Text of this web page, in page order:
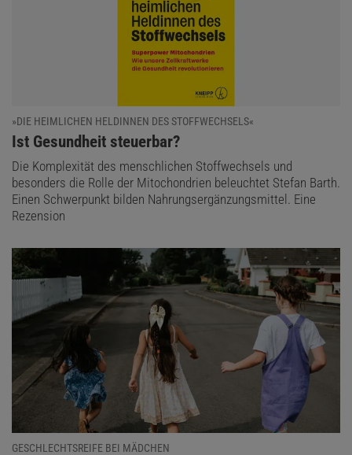
»DIE HEIMLICHEN HELDINNEN DES STOFFWECHSELS«
:Ist Gesundheit steuerbar?
Die Komplexität des menschlichen Stoffwechsels und
besonders die Rolle der Mitochondrien beleuchtet Stefan Barth.
Einen Schwerpunkt bilden Nahrungsergänzungsmittel. Eine
Rezension
GESCHLECHTSREIFE BEI MÄDCHEN